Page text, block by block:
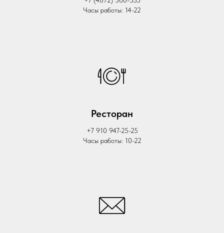
Часы работы: 14-22
Ресторан
+7 910 947-25-25
Часы работы: 10-22